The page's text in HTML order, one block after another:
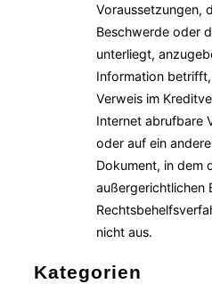
Voraussetzungen,
Beschwerde oder
unterliegt,
Information
Verweis im
Internet abrufbare
oder auf ein
Dokument, in dem
außergerichtlichen
nicht aus.
Kategorien